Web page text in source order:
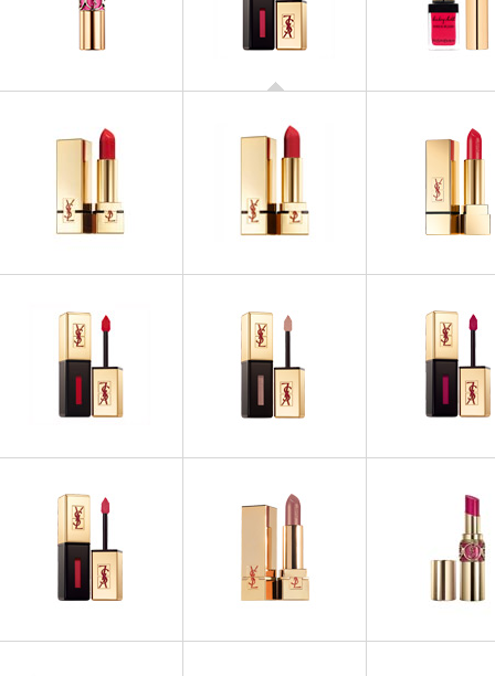
ROUGES À LÈVRES
Look 2014
Vernis à Lèvres Spring Look
2014
ROUGES À
Baby doll Kiss
ROUGES À LÈVRES
Rouge Pur Couture
ROUGES À LÈVRES
Rouge Pur Couture The
Mats
ROUGES À
Rouge Pur
Nudes
ROUGES À LÈVRES
Vernis à Lèvres
ROUGES À LÈVRES
ROUGES À
Rouge Pur